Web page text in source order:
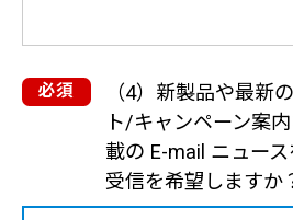
（4）新製品や最新
ト/キャンペーン案
載の E-mail ニュース
受信を希望しますか